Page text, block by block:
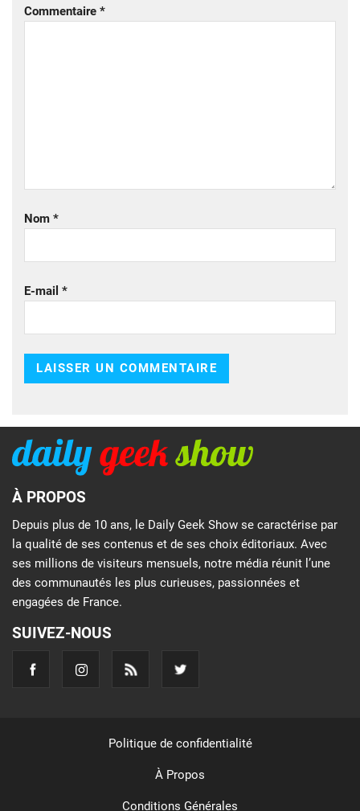
Commentaire *
Nom *
E-mail *
À PROPOS
Depuis plus de 10 ans, le Daily Geek Show se caractérise par
la qualité de ses contenus et de ses choix éditoriaux. Avec
ses millions de visiteurs mensuels, notre média réunit l’une
des communautés les plus curieuses, passionnées et
engagées de France.
SUIVEZ-NOUS
Politique de confidentialité
À Propos
Conditions Générales